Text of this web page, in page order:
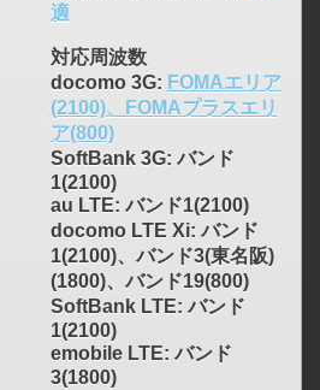
適
対応周波数
docomo 3G: FOMAエリア
(2100)、FOMAプラスエリ
ア(800)
SoftBank 3G: バンド
1(2100)
au LTE: バンド1(2100)
docomo LTE Xi: バンド
1(2100)、バンド3(東名阪)
(1800)、バンド19(800)
SoftBank LTE: バンド
1(2100)
emobile LTE: バンド
3(1800)